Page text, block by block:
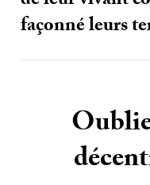
façonné leurs